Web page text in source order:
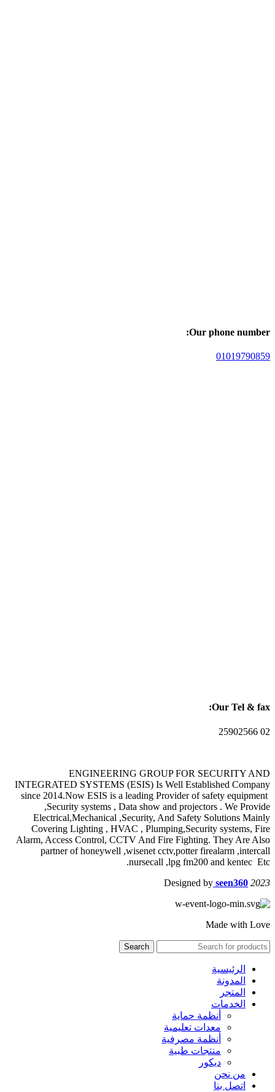
Our phone number:
01019790859
Our Tel & fax:
02 25902566
ENGINEERING GROUP FOR SECURITY AND
INTEGRATED SYSTEMS (ESIS) Is Well Established Company
since 2014.Now ESIS is a leading Provider of safety equipment
,Security systems , Data show and projectors . We Provide
Electrical,Mechanical ,Security, And Safety Solutions Mainly
Covering Lighting , HVAC , Plumping,Security systems, Fire
Alarm, Access Control, CCTV And Fire Fighting. They Are Also
partner of honeywell ,wisenet cctv,potter firealarm ,intercall
nursecall ,lpg fm200 and kentec Etc.
Designed by seen360 2023
Made with Love
Search
الرئيسية
المدونة
المتجر
الخدمات
أنظمة حماية
معدات تعليمية
أنظمة مصرفية
منتجات طبية
ديكور
من نحن
اتصل بنا